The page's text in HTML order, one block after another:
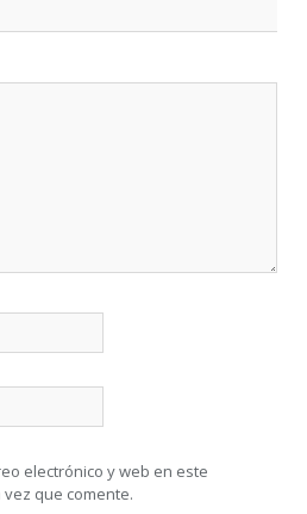
electrónico y web en este
que comente.